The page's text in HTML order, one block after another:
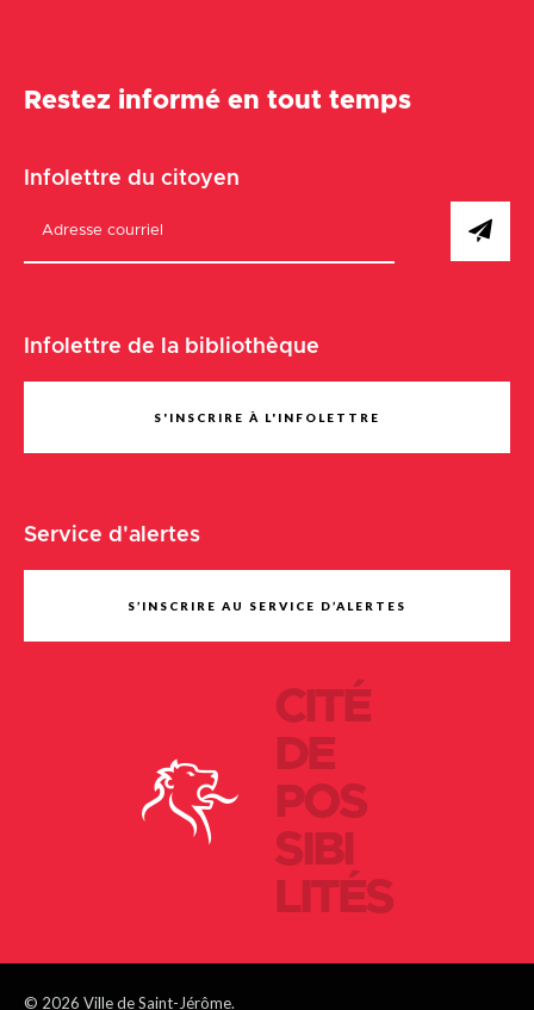
CITÉ
DE
POS
SIBI
LITÉS
Restez informé en tout temps
Infolettre du citoyen
Infolettre de la bibliothèque
S'INSCRIRE À L'INFOLETTRE
Service d'alertes
S’INSCRIRE AU SERVICE D’ALERTES
© 2026 Ville de Saint-Jérôme.